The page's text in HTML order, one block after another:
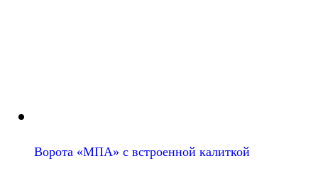
Ворота «МПА» с встроенной калиткой